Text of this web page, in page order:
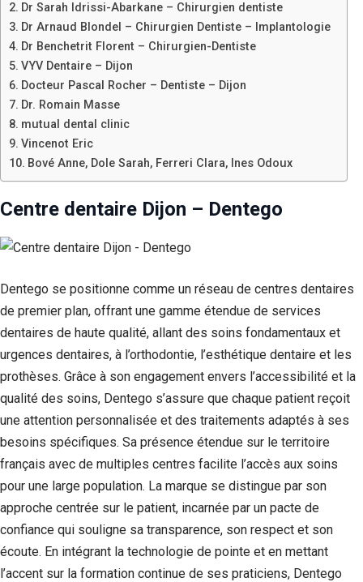
Dr Sarah Idrissi-Abarkane – Chirurgien dentiste
Dr Arnaud Blondel – Chirurgien Dentiste – Implantologie
Dr Benchetrit Florent – Chirurgien-Dentiste
VYV Dentaire – Dijon
Docteur Pascal Rocher – Dentiste – Dijon
Dr. Romain Masse
mutual dental clinic
Vincenot Eric
Bové Anne, Dole Sarah, Ferreri Clara, Ines Odoux
Centre dentaire Dijon – Dentego
Dentego se positionne comme un réseau de centres dentaires
de premier plan, offrant une gamme étendue de services
dentaires de haute qualité, allant des soins fondamentaux et
urgences dentaires, à l’orthodontie, l’esthétique dentaire et les
prothèses. Grâce à son engagement envers l’accessibilité et la
qualité des soins, Dentego s’assure que chaque patient reçoit
une attention personnalisée et des traitements adaptés à ses
besoins spécifiques. Sa présence étendue sur le territoire
français avec de multiples centres facilite l’accès aux soins
pour une large population. La marque se distingue par son
approche centrée sur le patient, incarnée par un pacte de
confiance qui souligne sa transparence, son respect et son
écoute. En intégrant la technologie de pointe et en mettant
l’accent sur la formation continue de ses praticiens, Dentego